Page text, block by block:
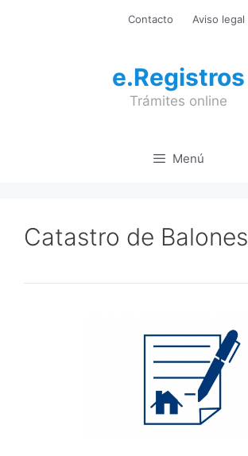
Contacto Aviso legal
e.Registros
Trámites online
Menú
Catastro de Balones